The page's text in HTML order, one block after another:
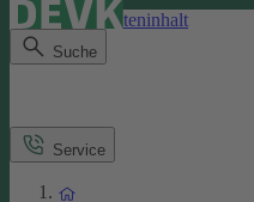
Direkt zum Seiteninhalt
Suche
Service